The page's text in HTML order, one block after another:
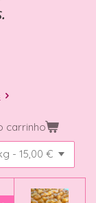
carrinho